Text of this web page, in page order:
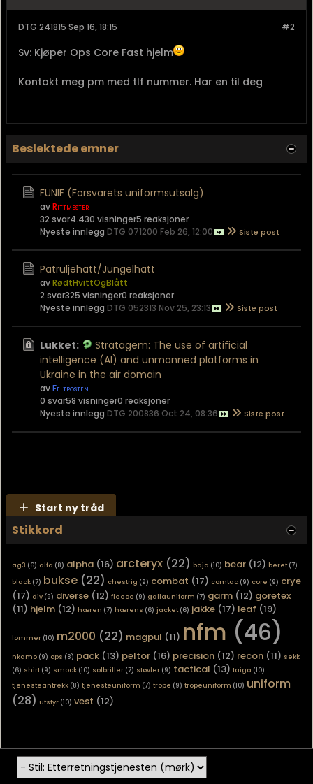
#2
DTG 241815 Sep 16, 18:15
Sv: Kjøper Ops Core Fast hjelm
Kontakt meg pm med tlf nummer. Har en til deg
Beslektede emner
FUNIF (Forsvarets uniformsutsalg)
avRittmester
32 svar4.430 visninger5 reaksjoner
Nyeste innlegg DTG 071200 Feb 26, 12:00
Patruljehatt/Jungelhatt
avRødtHvittOgBlått
2 svar325 visninger0 reaksjoner
Nyeste innlegg DTG 052313 Nov 25, 23:13
Lukket:
Stratagem: The use of artificial
intelligence (AI) and unmanned platforms in
Ukraine in the air domain
avFeltposten
0 svar58 visninger0 reaksjoner
Nyeste innlegg DTG 200836 Oct 24, 08:36
Start ny tråd
Stikkord
ag3 (6) alfa (8) alpha (16) arcteryx (22) baja (10) bear (12) beret (7)
black (7) bukse (22) chestrig (9) combat (17) comtac (9) core (9) crye
(17) div (9) diverse (12) fleece (9) gallauniform (7) garm (12) goretex
(11) hjelm (12) hæren (7) hærens (6) jacket (6) jakke (17) leaf (19)
lommer (10) m2000 (22) magpul (11) nfm (46)
nkamo (9) ops (8) pack (13) peltor (16) precision (12) recon (11) sekk
(6) shirt (9) smock (10) solbriller (7) støvler (9) tactical (13) taiga (10)
tjenesteantrekk (8) tjenesteuniform (7) trope (9) tropeuniform (10) uniform
(28) utstyr (10) vest (12)